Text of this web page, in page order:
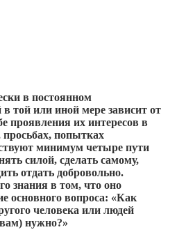
в постоянном
той или иной мере зависит от
проявления их интересов в
попытках
минимум четыре пути
силой, сделать самому,
отдать добровольно.
знания в том, что оно
основного вопроса: «Как
человека или людей
нужно?»